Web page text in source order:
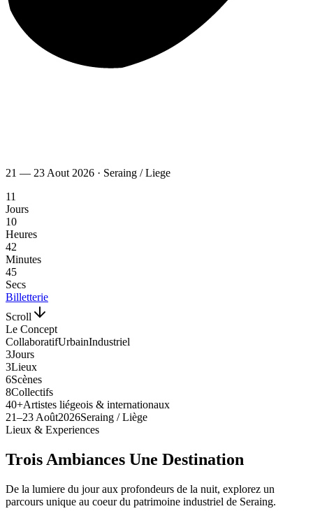
21 — 23 Aout 2026 · Seraing / Liege
11
Jours
10
Heures
42
Minutes
44
Secs
Billetterie
Scroll
Le Concept
CollaboratifUrbainIndustriel
3Jours
3Lieux
6Scènes
8Collectifs
40+Artistes liégeois & internationaux
21–23 Août2026Seraing / Liège
Lieux & Experiences
Trois Ambiances Une Destination
De la lumiere du jour aux profondeurs de la nuit, explorez un
parcours unique au coeur du patrimoine industriel de Seraing.